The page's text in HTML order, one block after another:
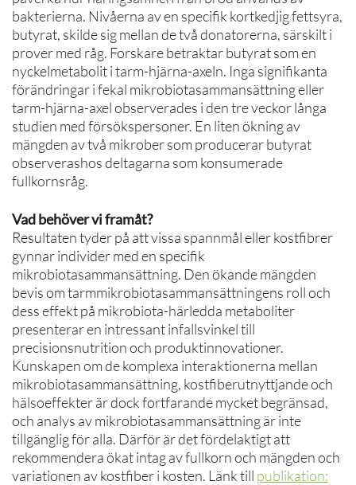
bakterierna. Nivåerna av en specifik kortkedjig fettsyra,
butyrat, skilde sig mellan de två donatorerna, särskilt i
prover med råg. Forskare betraktar butyrat som en
nyckelmetabolit i tarm-hjärna-axeln. Inga signifikanta
förändringar i fekal mikrobiotasammansättning eller
tarm-hjärna-axel observerades i den tre veckor långa
studien med försökspersoner. En liten ökning av
mängden av två mikrober som producerar butyrat
observerashos deltagarna som konsumerade
fullkornsråg.
Vad behöver vi framåt?
Resultaten tyder på att vissa spannmål eller kostfibrer
gynnar individer med en specifik
mikrobiotasammansättning. Den ökande mängden
bevis om tarmmikrobiotasammansättningens roll och
dess effekt på mikrobiota-härledda metaboliter
presenterar en intressant infallsvinkel till
precisionsnutrition och produktinnovationer.
Kunskapen om de komplexa interaktionerna mellan
mikrobiotasammansättning, kostfiberutnyttjande och
hälsoeffekter är dock fortfarande mycket begränsad,
och analys av mikrobiotasammansättning är inte
tillgänglig för alla. Därför är det fördelaktigt att
rekommendera ökat intag av fullkorn och mängden och
variationen av kostfiber i kosten. Länk till publikation: